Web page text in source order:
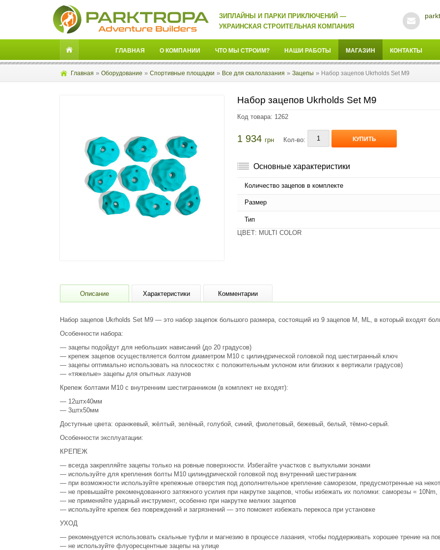
ЗИПЛАЙНЫ И ПАРКИ ПРИКЛЮЧЕНИЙ —
УКРАИНСКАЯ СТРОИТЕЛЬНАЯ КОМПАНИЯ
ГЛАВНАЯ О КОМПАНИИ ЧТО МЫ СТРОИМ? НАШИ РАБОТЫ МАГАЗИН КОНТАКТЫ
Главная » Оборудование » Спортивные площадки » Все для скалолазания » Зацепы » Набор зацепов Ukrholds Set M9
Набор зацепов Ukrholds Set M9
Код товара: 1262
1 934 грн Кол-во: КУПИТЬ
Основные характеристики
Количество зацепов в комплекте
Размер
Тип
ЦВЕТ: MULTI COLOR
Описание Характеристики Комментарии
Набор зацепов Ukrholds Set M9 — это набор зацепок большого размера, состоящий из 9 зацепов M, ML, в который входят
Особенности набора:
— зацепы подойдут для небольших нависаний (до 20 градусов)
— крепеж зацепов осуществляется болтом диаметром М10 с цилиндрической головкой под шестигранный ключ
— зацепы оптимально использовать на плоскостях с положительным уклоном или близких к вертикали градусов)
— «тяжелые» зацепы для опытных лазунов
Крепеж болтами М10 с внутренним шестигранником (в комплект не входят):
— 12штх40мм
— 3штх50мм
Доступные цвета: оранжевый, жёлтый, зелёный, голубой, синий, фиолетовый, бежевый, белый, тёмно-серый.
Особенности эксплуатации:
КРЕПЕЖ
— всегда закрепляйте зацепы только на ровные поверхности. Избегайте участков с выпуклыми зонами
— используйте для крепления болты М10 цилиндрической головкой под внутренний шестигранник
— при возможности используйте крепежные отверстия под дополнительное крепление саморезом, предусмотренные на
— не превышайте рекомендованного затяжного усилия при накрутке зацепов, чтобы избежать их поломки: саморезы =
— не применяйте ударный инструмент, особенно при накрутке мелких зацепов
— используйте крепеж без повреждений и загрязнений — это поможет избежать перекоса при установке
УХОД
— рекомендуется использовать скальные туфли и магнезию в процессе лазания, чтобы поддерживать хорошее трение на
— не используйте флуоресцентные зацепы на улице